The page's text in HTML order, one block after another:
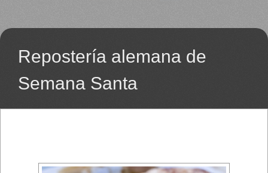
Repostería alemana de
Semana Santa